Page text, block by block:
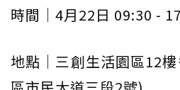
時間｜4月22日 09:30 -
地點｜三創生活園區12